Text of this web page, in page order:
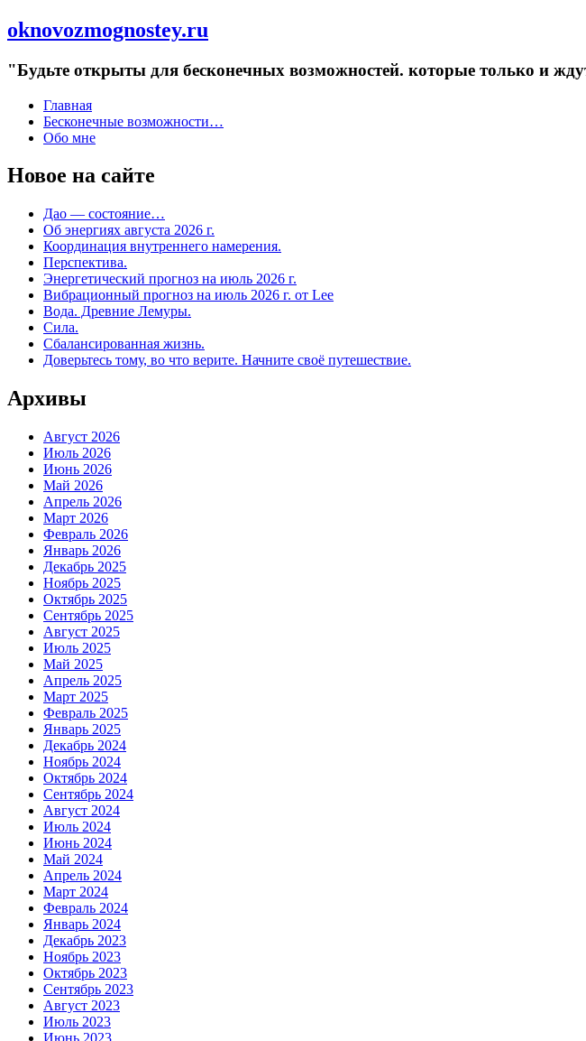
oknovozmognostey.ru
"Будьте открыты для бесконечных возможностей. которые только и
Главная
Бесконечные возможности…
Обо мне
Новое на сайте
Дао — состояние…
Об энергиях августа 2026 г.
Координация внутреннего намерения.
Перспектива.
Энергетический прогноз на июль 2026 г.
Вибрационный прогноз на июль 2026 г. от Lee
Вода. Древние Лемуры.
Сила.
Сбалансированная жизнь.
Доверьтесь тому, во что верите. Начните своё путешествие.
Архивы
Август 2026
Июль 2026
Июнь 2026
Май 2026
Апрель 2026
Март 2026
Февраль 2026
Январь 2026
Декабрь 2025
Ноябрь 2025
Октябрь 2025
Сентябрь 2025
Август 2025
Июль 2025
Май 2025
Апрель 2025
Март 2025
Февраль 2025
Январь 2025
Декабрь 2024
Ноябрь 2024
Октябрь 2024
Сентябрь 2024
Август 2024
Июль 2024
Июнь 2024
Май 2024
Апрель 2024
Март 2024
Февраль 2024
Январь 2024
Декабрь 2023
Ноябрь 2023
Октябрь 2023
Сентябрь 2023
Август 2023
Июль 2023